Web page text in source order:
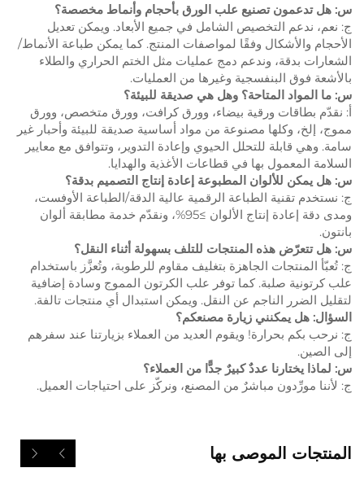
س: هل تدعمون تصنيع علب الورق بأحجام وأنماط مخصصة؟
ج: نعم، ندعم التخصيص الشامل في جميع الأبعاد. ويمكن تعديل
الأحجام والأشكال وفقًا لمواصفات المنتج. كما يمكن طباعة الأنماط/
الشعارات بدقة، وندعم دمج عمليات مثل الختم الحراري والطلاء
بالأشعة فوق البنفسجية وغيرها من العمليات.
س: ما المواد المتاحة؟ وهل هي صديقة للبيئة؟
أ: نقدّم بطاقات ورقية بيضاء، وورق كرافت، وورق متخصص، وورق
مموج، إلخ، وكلها مصنوعة من مواد أساسية صديقة للبيئة وأحبار غير
سامة. وهي قابلة للتحلل الحيوي وإعادة التدوير، وتتوافق مع معايير
السلامة المعمول بها في قطاعات الأغذية والهدايا.
س: هل يمكن للألوان المطبوعة إعادة إنتاج التصميم بدقة؟
ج: نستخدم تقنية الطباعة الرقمية عالية الدقة/الطباعة الأوفست،
ومدى دقة إعادة إنتاج الألوان ≥95%، ونقدّم خدمة مطابقة ألوان
بانتون.
س: هل تتعرّض هذه المنتجات للتلف بسهولة أثناء النقل؟
ج: تُعبّأ المنتجات الجاهزة بتغليف مقاوم للرطوبة، وتُعزَّز باستخدام
علب كرتونية صلبة. كما توفر علب الكرتون المموج وسادة إضافية
لتقليل الضرر الناجم عن النقل. ويمكن استبدال أي منتجات تالفة.
السؤال: هل يمكنني زيارة مصنعكم؟
ج: نرحب بكم بحرارة! ويقوم العديد من العملاء بزيارتنا عند سفرهم
إلى الصين.
س: لماذا يختارنا عددٌ كبيرٌ جدًّا من العملاء؟
ج: لأننا مورِّدون مباشرٌ من المصنع، ونركّز على احتياجات العميل.
المنتجات الموصى بها